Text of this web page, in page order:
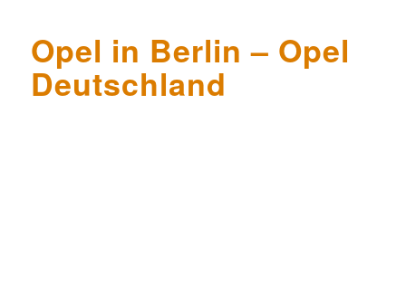
Opel in Berlin – Opel
Deutschland